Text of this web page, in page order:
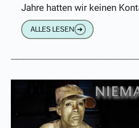
Jahre hatten wir keinen
ALLES LESEN ➔